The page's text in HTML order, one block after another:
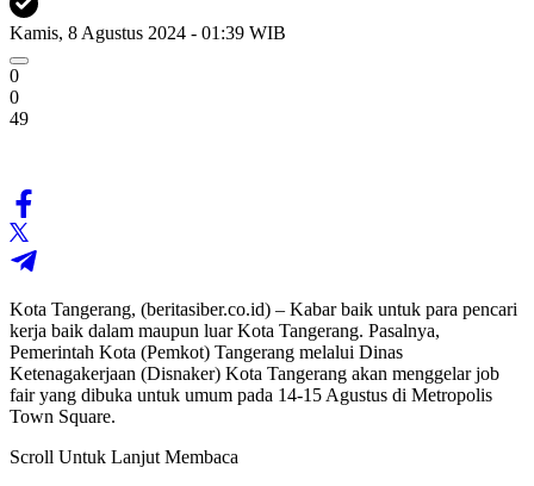
Kamis, 8 Agustus 2024 - 01:39 WIB
0
0
49
Kota Tangerang, (beritasiber.co.id) – Kabar baik untuk para pencari
kerja baik dalam maupun luar Kota Tangerang. Pasalnya,
Pemerintah Kota (Pemkot) Tangerang melalui Dinas
Ketenagakerjaan (Disnaker) Kota Tangerang akan menggelar job
fair yang dibuka untuk umum pada 14-15 Agustus di Metropolis
Town Square.
Scroll Untuk Lanjut Membaca